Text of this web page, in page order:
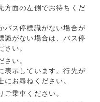
方面の左側でお待ちくだ
バス停標識がない場合が
識がない場合は、バス停
さい。
さい。
表示しています。行先が
にお尋ねください。
ご乗車ください。